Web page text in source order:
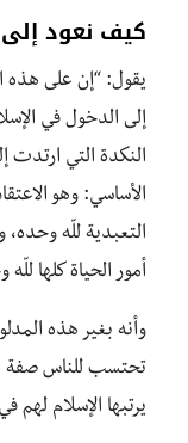
كيف نعود إلى
يقول: “إن على هذه
إلى الدخول في
النكدة التي ارتدت
الأساسي: وهو
التعبدية للّه وحده،
أمور الحياة كلها
وأنه بغير هذه
تحتسب للناس صفة
يرتبها الإسلام لهم